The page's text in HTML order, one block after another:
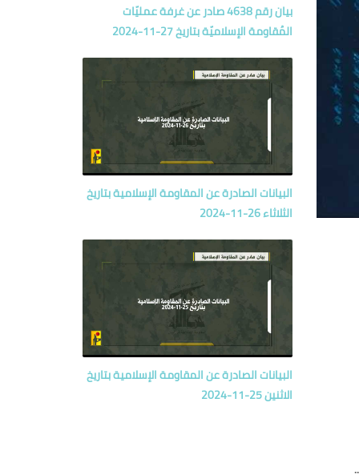
بيان رقم 4638 صادر عن غرفة عمليّات
المُقاومة الإسلاميّة بتاريخ 27-11-2024
البيانات الصادرة عن المقاومة الإسلامية بتاريخ
الثلاثاء 26-11-2024
البيانات الصادرة عن المقاومة الإسلامية بتاريخ
الاثنين 25-11-2024